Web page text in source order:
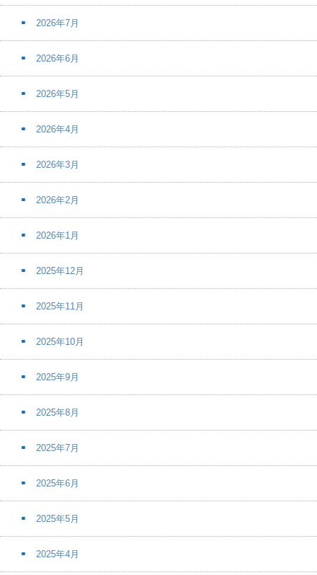
2026年7月
2026年6月
2026年5月
2026年4月
2026年3月
2026年2月
2026年1月
2025年12月
2025年11月
2025年10月
2025年9月
2025年8月
2025年7月
2025年6月
2025年5月
2025年4月